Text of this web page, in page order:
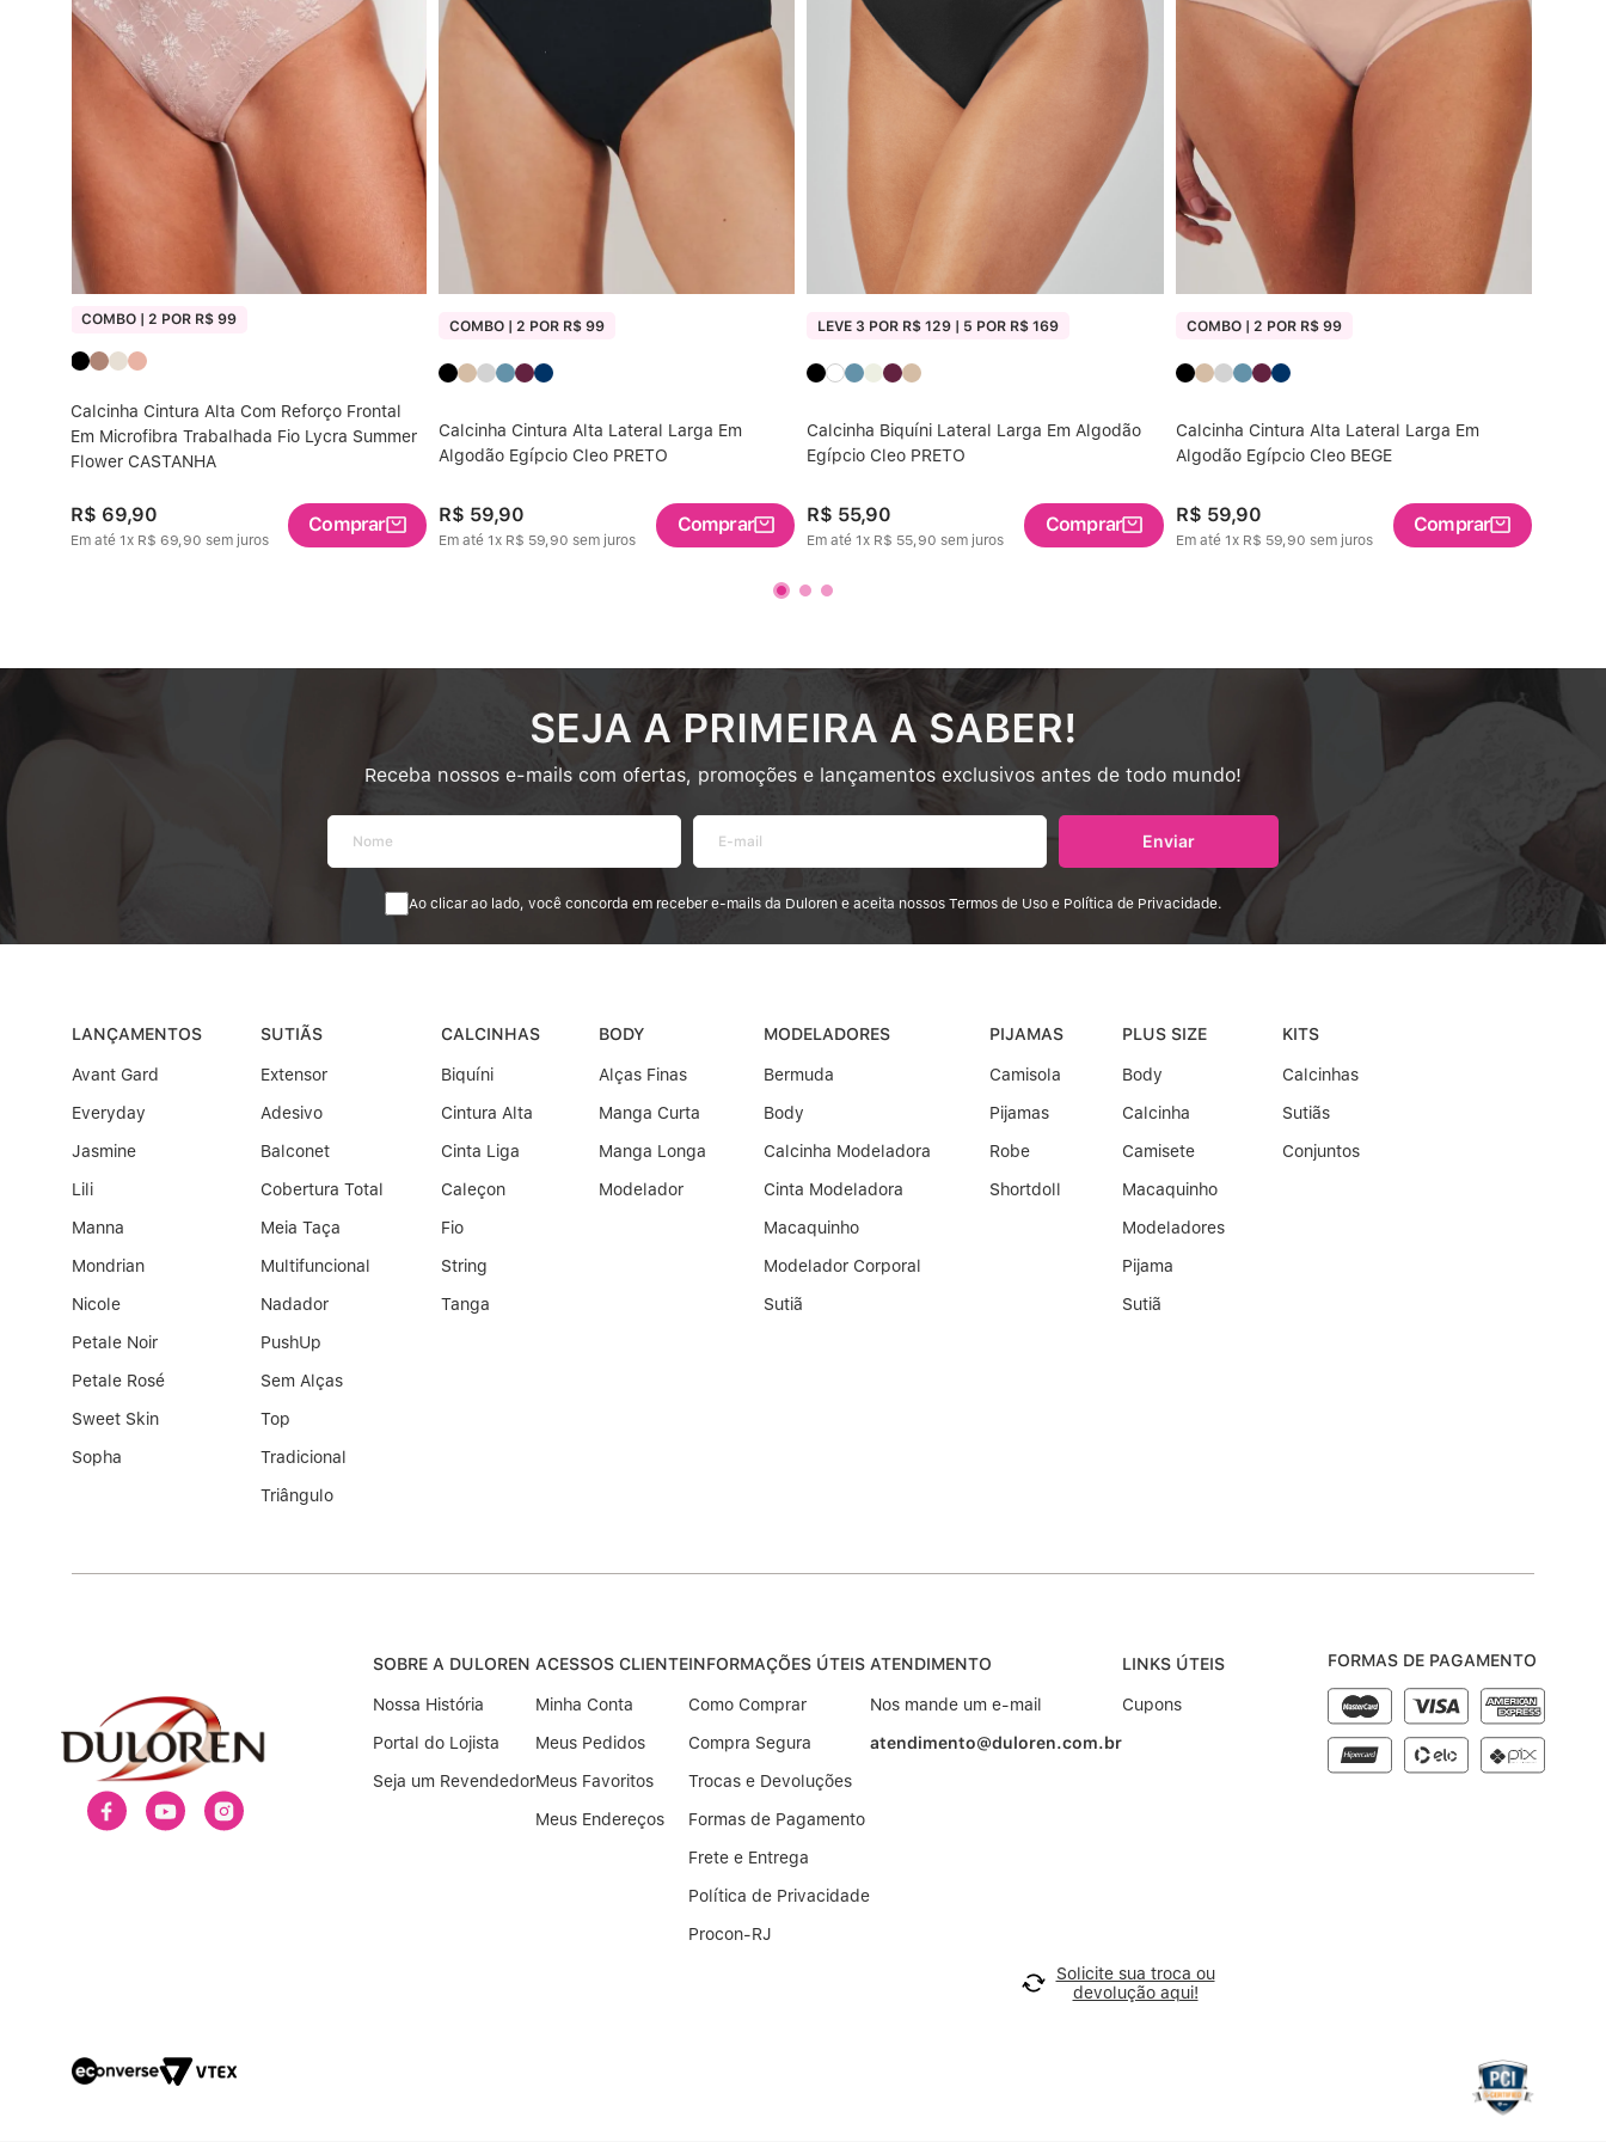
COMBO | 2 POR R$ 99
Calcinha Cintura Alta Com Reforço Frontal
Em Microfibra Trabalhada Fio Lycra Summer
Flower CASTANHA
R$ 69,90
Em até 1x R$ 69,90 sem juros
Comprar
COMBO | 2 POR R$ 99
Calcinha Cintura Alta Lateral Larga Em
Algodão Egípcio Cleo PRETO
R$ 59,90
Em até 1x R$ 59,90 sem juros
Comprar
LEVE 3 POR R$ 129 | 5 POR R$ 169
Calcinha Biquíni Lateral Larga Em Algodão
Egípcio Cleo PRETO
R$ 55,90
Em até 1x R$ 55,90 sem juros
Comprar
COMBO | 2 POR R$ 99
Calcinha Cintura Alta Lateral Larga Em
Algodão Egípcio Cleo BEGE
R$ 59,90
Em até 1x R$ 59,90 sem juros
Comprar
SEJA A PRIMEIRA A SABER!
Receba nossos e-mails com ofertas, promoções e lançamentos exclusivos antes de todo mundo!
Enviar
Ao clicar ao lado, você concorda em receber e-mails da Duloren e aceita nossos Termos de Uso e Política de Privacidade.
LANÇAMENTOS
Avant Gard
Everyday
Jasmine
Lili
Manna
Mondrian
Nicole
Petale Noir
Petale Rosé
Sweet Skin
Sopha
SUTIÃS
Extensor
Adesivo
Balconet
Cobertura Total
Meia Taça
Multifuncional
Nadador
PushUp
Sem Alças
Top
Tradicional
Triângulo
CALCINHAS
Biquíni
Cintura Alta
Cinta Liga
Caleçon
Fio
String
Tanga
BODY
Alças Finas
Manga Curta
Manga Longa
Modelador
MODELADORES
Bermuda
Body
Calcinha Modeladora
Cinta Modeladora
Macaquinho
Modelador Corporal
Sutiã
PIJAMAS
Camisola
Pijamas
Robe
Shortdoll
PLUS SIZE
Body
Calcinha
Camisete
Macaquinho
Modeladores
Pijama
Sutiã
KITS
Calcinhas
Sutiãs
Conjuntos
SOBRE A DULOREN
Nossa História
Portal do Lojista
Seja um Revendedor
ACESSOS CLIENTE
Minha Conta
Meus Pedidos
Meus Favoritos
Meus Endereços
INFORMAÇÕES ÚTEIS
Como Comprar
Compra Segura
Trocas e Devoluções
Formas de Pagamento
Frete e Entrega
Política de Privacidade
Procon-RJ
ATENDIMENTO
Nos mande um e-mail
atendimento@duloren.com.br
LINKS ÚTEIS
Cupons
Solicite sua troca ou
devolução aqui!
FORMAS DE PAGAMENTO